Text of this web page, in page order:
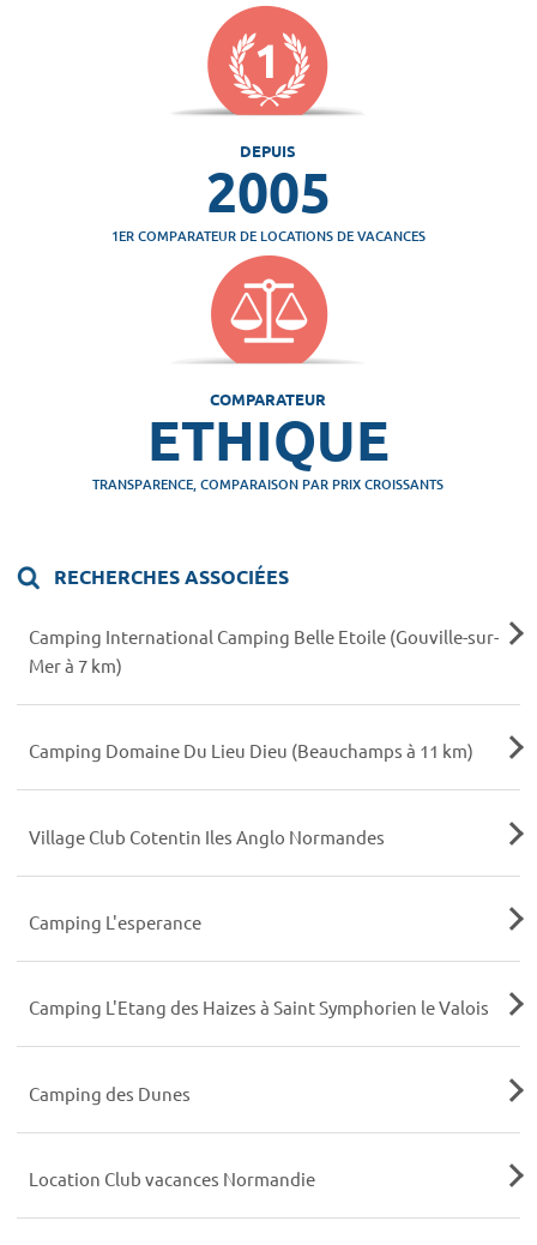
DEPUIS
2005
1ER COMPARATEUR DE LOCATIONS DE VACANCES
COMPARATEUR
ETHIQUE
TRANSPARENCE, COMPARAISON PAR PRIX CROISSANTS
RECHERCHES ASSOCIÉES
Camping International Camping Belle Etoile (Gouville-sur-
Mer à 7 km)
Camping Domaine Du Lieu Dieu (Beauchamps à 11 km)
Village Club Cotentin Iles Anglo Normandes
Camping L'esperance
Camping L'Etang des Haizes à Saint Symphorien le Valois
Camping des Dunes
Location Club vacances Normandie